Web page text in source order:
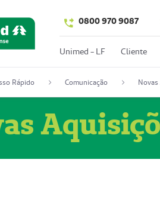
0800 970 9087
Unimed - LF Cliente
Rápido Comunicação